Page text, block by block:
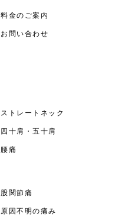
料金のご案内
お問い合わせ
ストレートネック
四十肩・五十肩
腰痛
股関節痛
原因不明の痛み